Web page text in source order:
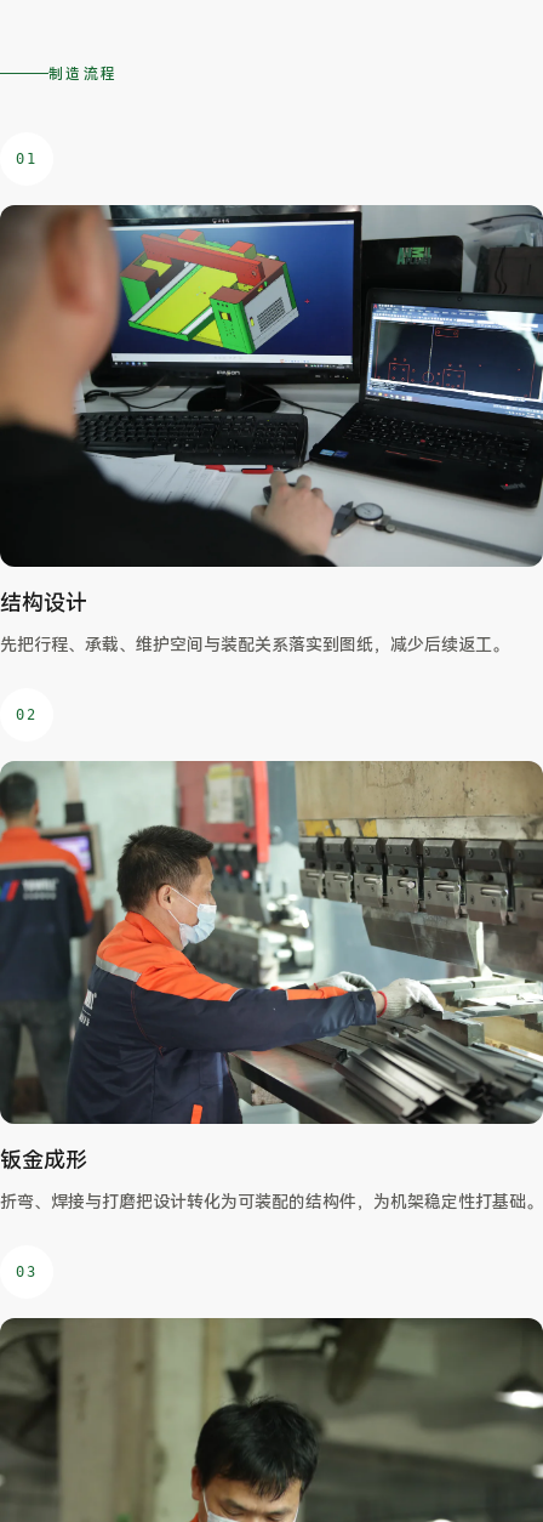
制造流程
01
结构设计
先把行程、承载、维护空间与装配关系落实到图纸，减少后续返工。
02
钣金成形
折弯、焊接与打磨把设计转化为可装配的结构件，为机架稳定性打基础。
03